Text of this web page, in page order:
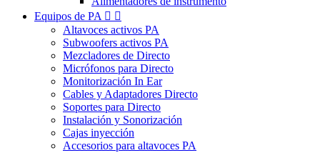
Equipos de PA  
Altavoces activos PA
Subwoofers activos PA
Mezcladores de Directo
Micrófonos para Directo
Monitorización In Ear
Cables y Adaptadores Directo
Soportes para Directo
Instalación y Sonorización
Cajas inyección
Accesorios para altavoces PA